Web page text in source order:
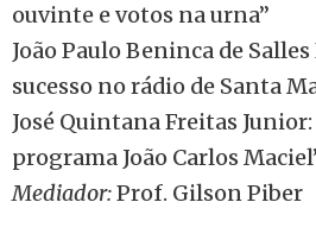
ouvinte e votos na urna”
João Paulo Beninca de
sucesso no rádio de Santa
José Quintana Freitas
programa João Carlos
Mediador:Prof. Gilson Piber